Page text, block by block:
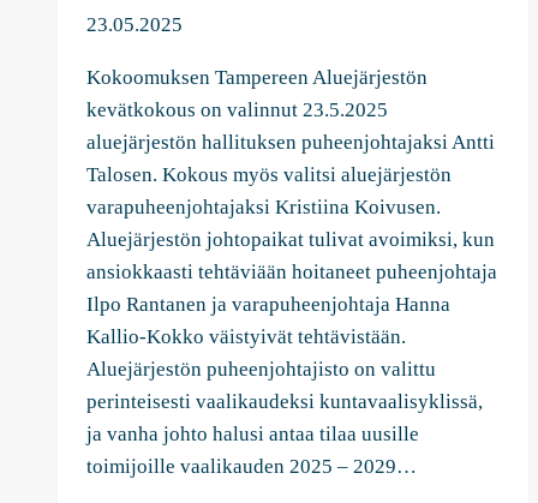
23.05.2025
Kokoomuksen Tampereen Aluejärjestön
kevätkokous on valinnut 23.5.2025
aluejärjestön hallituksen puheenjohtajaksi Antti
Talosen. Kokous myös valitsi aluejärjestön
varapuheenjohtajaksi Kristiina Koivusen.
Aluejärjestön johtopaikat tulivat avoimiksi, kun
ansiokkaasti tehtäviään hoitaneet puheenjohtaja
Ilpo Rantanen ja varapuheenjohtaja Hanna
Kallio-Kokko väistyivät tehtävistään.
Aluejärjestön puheenjohtajisto on valittu
perinteisesti vaalikaudeksi kuntavaalisyklissä,
ja vanha johto halusi antaa tilaa uusille
toimijoille vaalikauden 2025 – 2029…